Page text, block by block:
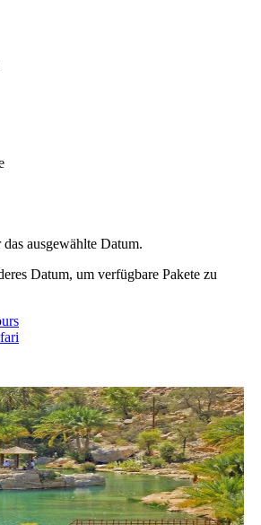
ausgewählte Datum.
Datum, um verfügbare Pakete zu